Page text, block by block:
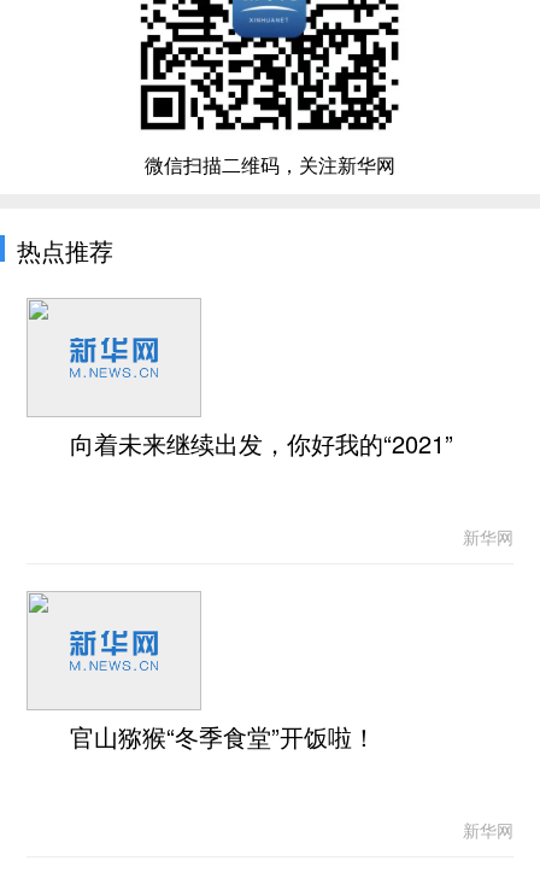
微信扫描二维码，关注新华网
热点推荐
向着未来继续出发，你好我的“2021”
新华网
官山猕猴“冬季食堂”开饭啦！
新华网